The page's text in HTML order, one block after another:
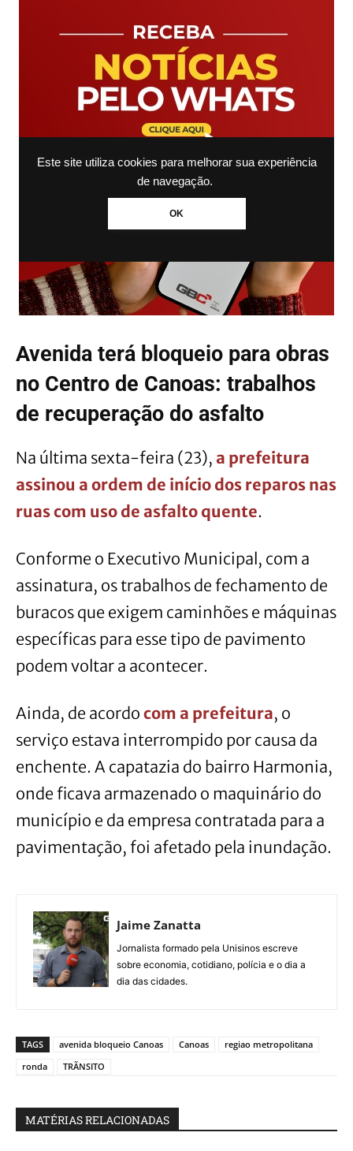
Este site utiliza cookies para melhorar sua experiência
de navegação.
OK
Avenida terá bloqueio para obras
no Centro de Canoas: trabalhos
de recuperação do asfalto
Na última sexta-feira (23), a prefeitura
assinou a ordem de início dos reparos nas
ruas com uso de asfalto quente.
Conforme o Executivo Municipal, com a
assinatura, os trabalhos de fechamento de
buracos que exigem caminhões e máquinas
específicas para esse tipo de pavimento
podem voltar a acontecer.
Ainda, de acordo com a prefeitura, o
serviço estava interrompido por causa da
enchente. A capatazia do bairro Harmonia,
onde ficava armazenado o maquinário do
município e da empresa contratada para a
pavimentação, foi afetado pela inundação.
Jaime Zanatta
Jornalista formado pela Unisinos escreve
sobre economia, cotidiano, polícia e o dia a
dia das cidades.
TAGS avenida bloqueio Canoas Canoas
regiao metropolitana
ronda
TRÃNSITO
MATÉRIAS RELACIONADAS